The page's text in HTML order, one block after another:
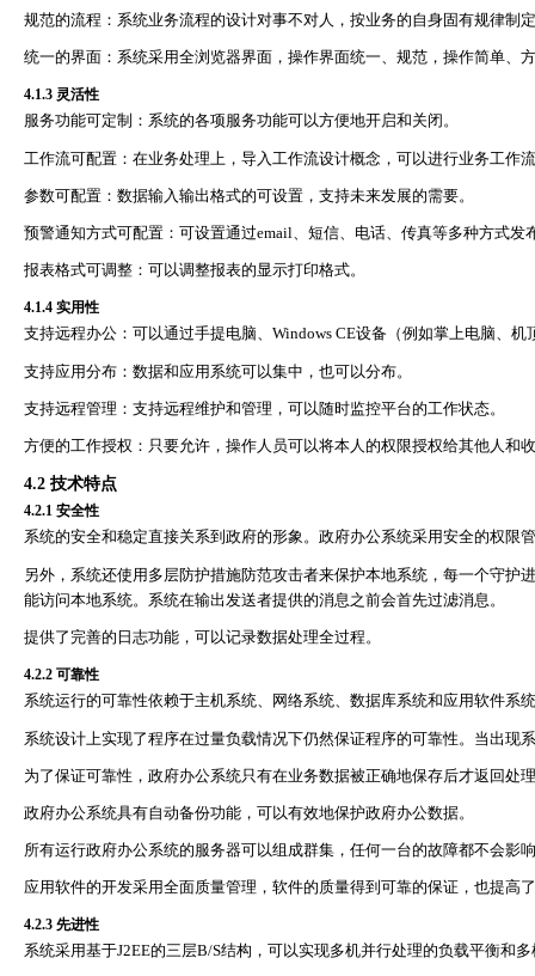
规范的流程：系统业务流程的设计对事不对人，按业务的自身固有规律制
统一的界面：系统采用全浏览器界面，操作界面统一、规范，操作简单、
4.1.3 灵活性
服务功能可定制：系统的各项服务功能可以方便地开启和关闭。
工作流可配置：在业务处理上，导入工作流设计概念，可以进行业务工作
参数可配置：数据输入输出格式的可设置，支持未来发展的需要。
预警通知方式可配置：可设置通过email、短信、电话、传真等多种方式发
报表格式可调整：可以调整报表的显示打印格式。
4.1.4 实用性
支持远程办公：可以通过手提电脑、 Windows CE设备（例如掌上电脑、机
支持应用分布：数据和应用系统可以集中，也可以分布。
支持远程管理：支持远程维护和管理，可以随时监控平台的工作状态。
方便的工作授权：只要允许，操作人员可以将本人的权限授权给其他人和
4.2 技术特点
4.2.1 安全性
系统的安全和稳定直接关系到政府的形象。政府办公系统采用安全的权
另外，系统还使用多层防护措施防范攻击者来保护本地系统，每一个守
能访问本地系统。系统在输出发送者提供的消息之前会首先过滤消息。
提供了完善的日志功能，可以记录数据处理全过程。
4.2.2 可靠性
系统运行的可靠性依赖于主机系统、网络系统、数据库系统和应用软件
系统设计上实现了程序在过量负载情况下仍然保证程序的可靠性。当出
为了保证可靠性，政府办公系统只有在业务数据被正确地保存后才返回
政府办公系统具有自动备份功能，可以有效地保护政府办公数据。
所有运行政府办公系统的服务器可以组成群集，任何一台的故障都不会影
应用软件的开发采用全面质量管理，软件的质量得到可靠的保证，也提高
4.2.3 先进性
系统采用基于J2EE的三层B/S结构，可以实现多机并行处理的负载平衡和